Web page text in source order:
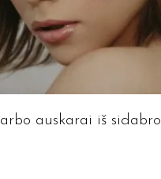
auskarai iš sidabro